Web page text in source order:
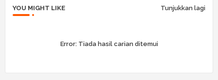
YOU MIGHT LIKE Tunjukkan lagi
Error:Tiada hasil carian ditemui